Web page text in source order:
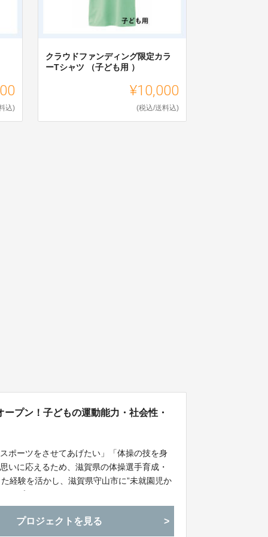
込)
クラウドファンディング限定カラ
ーTシャツ （子ども用 ）
¥10,000
(税込/送料込)
プン！子どもの運動能力・社会性・
ポーツをさせてあげたい」「体操の技を身
いに応えるため、滋賀県の体操選手育成・
経験を活かし、滋賀県守山市に”未就園児か
プロジェクトを見る